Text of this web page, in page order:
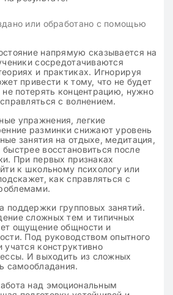
или обработано с помощью
напрямую сказывается на
сосредотачиваются
и практиках. Игнорируя
привести к тому, что не будет
потерять концентрацию, нужно
с волнением.
упражнения, легкие
разминки снижают уровень
занятия на отдыхе, медитация,
восстановиться после
При первых признаках
к школьному психологу или
как справляться с
поддержки групповых занятий.
сложных тем и типичных
ощущение общности и
Под руководством опытного
учатся конструктивно
И выходить из сложных
самообладания.
над эмоциональным